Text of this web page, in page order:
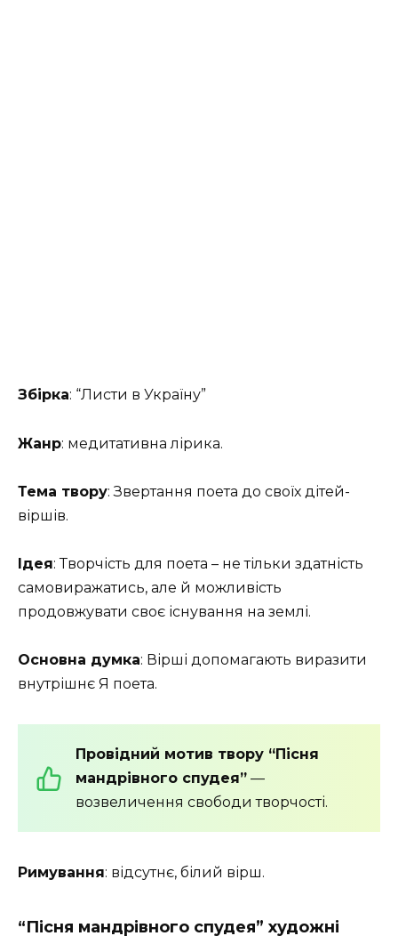
Збірка: “Листи в Україну”
Жанр: медитативна лірика.
Тема твору: Звертання поета до своїх дітей-
віршів.
Ідея: Творчість для поета – не тільки здатність
самовиражатись, але й можливість
продовжувати своє існування на землі.
Основна думка: Вірші допомагають виразити
внутрішнє Я поета.
Провідний мотив твору “Пісня
мандрівного спудея” —
возвеличення свободи творчості.
Римування: відсутнє, білий вірш.
“Пісня мандрівного спудея” художні